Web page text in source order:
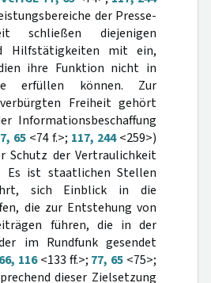
der Presse-
schließen diejenigen
Hilfstätigkeiten mit ein,
ihre Funktion nicht in
erfüllen können. Zur
Freiheit gehört
Informationsbeschaffung
65 <74 f.>; 117, 244<259>)
Schutz der Vertraulichkeit
Es ist staatlichen Stellen
sich Einblick in die
die zur Entstehung von
führen, die in der
im Rundfunk gesendet
116<133 ff.>; 77, 65 <75>;
dieser Zielsetzung